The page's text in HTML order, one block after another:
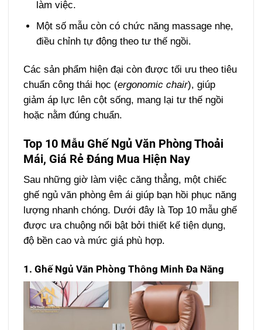
làm việc.
Một số mẫu còn có chức năng massage nhẹ,
điều chỉnh tự động theo tư thế ngồi.
Các sản phẩm hiện đại còn được tối ưu theo tiêu
chuẩn công thái học (ergonomic chair), giúp
giảm áp lực lên cột sống, mang lại tư thế ngồi
hoặc nằm đúng chuẩn.
Top 10 Mẫu Ghế Ngủ Văn Phòng Thoải
Mái, Giá Rẻ Đáng Mua Hiện Nay
Sau những giờ làm việc căng thẳng, một chiếc
ghế ngủ văn phòng êm ái giúp bạn hồi phục năng
lượng nhanh chóng. Dưới đây là Top 10 mẫu ghế
được ưa chuộng nổi bật bởi thiết kế tiện dụng,
độ bền cao và mức giá phù hợp.
1. Ghế Ngủ Văn Phòng Thông Minh Đa Năng